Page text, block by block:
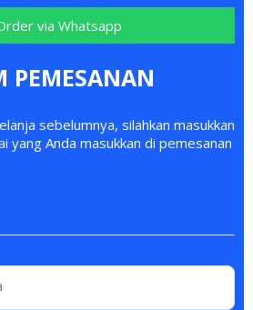
via Whatsapp
PEMESANAN
sebelumnya, silahkan masukkan
yang Anda masukkan di pemesanan